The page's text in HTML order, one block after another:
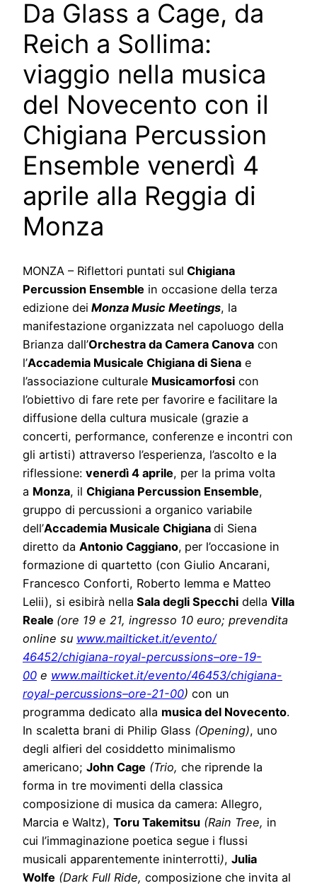
Da Glass a Cage, da
Reich a Sollima:
viaggio nella musica
del Novecento con il
Chigiana Percussion
Ensemble venerdì 4
aprile alla Reggia di
Monza
MONZA – Riflettori puntati sul Chigiana
Percussion Ensemble in occasione della terza
edizione dei Monza Music Meetings, la
manifestazione organizzata nel capoluogo della
Brianza dall’Orchestra da Camera Canova con
l’Accademia Musicale Chigiana di Siena e
l’associazione culturale Musicamorfosi con
l’obiettivo di fare rete per favorire e facilitare la
diffusione della cultura musicale (grazie a
concerti, performance, conferenze e incontri con
gli artisti) attraverso l’esperienza, l’ascolto e la
riflessione: venerdì 4 aprile, per la prima volta
a Monza, il Chigiana Percussion Ensemble,
gruppo di percussioni a organico variabile
dell’Accademia Musicale Chigiana di Siena
diretto da Antonio Caggiano, per l’occasione in
formazione di quartetto (con Giulio Ancarani,
Francesco Conforti, Roberto Iemma e Matteo
Lelii), si esibirà nella Sala degli Specchi della Villa
Reale (ore 19 e 21, ingresso 10 euro; prevendita
online su www.mailticket.it/evento/
46452/chigiana-royal-percussions–ore-19-
00 e www.mailticket.it/evento/46453/chigiana-
royal-percussions–ore-21-00) con un
programma dedicato alla musica del Novecento.
In scaletta brani di Philip Glass (Opening), uno
degli alfieri del cosiddetto minimalismo
americano; John Cage (Trio, che riprende la
forma in tre movimenti della classica
composizione di musica da camera: Allegro,
Marcia e Waltz), Toru Takemitsu (Rain Tree, in
cui l’immaginazione poetica segue i flussi
musicali apparentemente ininterrotti), Julia
Wolfe (Dark Full Ride, composizione che invita al